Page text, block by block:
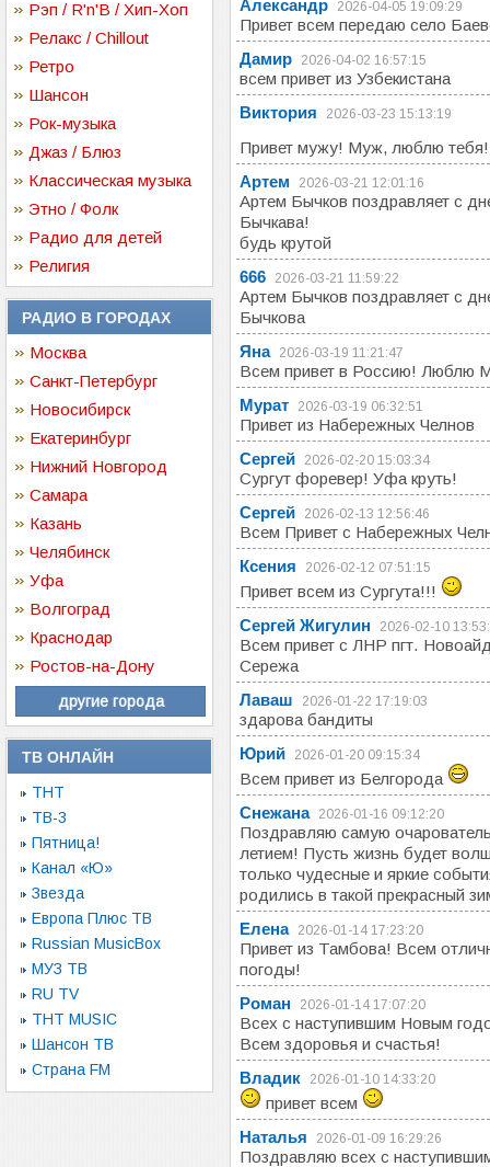
Рэп / R'n'B / Хип-Хоп
Релакс / Chillout
Ретро
Шансон
Рок-музыка
Джаз / Блюз
Классическая музыка
Этно / Фолк
Радио для детей
Религия
РАДИО В ГОРОДАХ
Москва
Санкт-Петербург
Новосибирск
Екатеринбург
Нижний Новгород
Самара
Казань
Челябинск
Уфа
Волгоград
Краснодар
Ростов-на-Дону
другие города
ТВ ОНЛАЙН
ТНТ
ТВ-3
Пятница!
Канал «Ю»
Звезда
Европа Плюс ТВ
Russian MusicBox
МУЗ ТВ
RU TV
ТНТ MUSIC
Шансон ТВ
Страна FM
Александр 2026-04-05 19:09:29
Привет всем передаю село
Дамир
2026-04-02 16:57:15
всем привет из Узбекистана
Виктория
2026-03-23 15:13:19
Привет мужу! Муж, люблю
Артем
2026-03-21 12:01:16
Артем Бычков поздравляет с
Бычкава!
будь крутой
666
2026-03-21 11:59:22
Артем Бычков поздравляет с
Бычкова
Яна
2026-03-19 11:21:47
Всем привет в Россию! Люблю
Мурат
2026-03-19 06:32:51
Привет из Набережных Челнов
Сергей
2026-02-20 15:03:34
Сургут форевер! Уфа круть!
Сергей
2026-02-13 12:56:46
Всем Привет с Набережных
Ксения
2026-02-12 07:51:15
Привет всем из Сургута!!!
Сергей Жигулин
2026-02-10
Всем привет с ЛНР пгт.
Сережа
Лаваш
2026-01-22 17:19:03
здарова бандиты
Юрий
2026-01-20 09:15:34
Всем привет из Белгорода
Снежана 2026-01-16 09:12:20
Поздравляю самую
летием! Пусть жизнь будет
только чудесные и яркие
родились в такой прекрасный
Елена
2026-01-14 17:23:20
Привет из Тамбова! Всем
погоды!
Роман
2026-01-14 17:07:20
Всех с наступившим Новым
Всем здоровья и счастья!
Владик
2026-01-10 14:33:20
привет всем
Наталья
2026-01-09 16:29:26
Поздравляю всех с